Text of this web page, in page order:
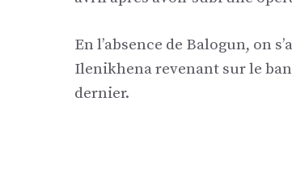
En l’absence de Balogun, on
Ilenikhena revenant sur le
dernier.